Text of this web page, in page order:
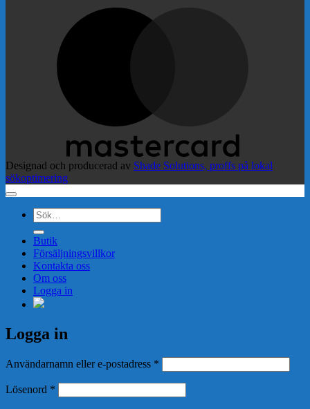
Designad och producerad av Shade Solutions, proffs på lokal
sökoptimering
Sök
efter:
Butik
Försäljningsvillkor
Kontakta oss
Om oss
Logga in
Logga in
Användarnamn eller e-postadress *
Lösenord *